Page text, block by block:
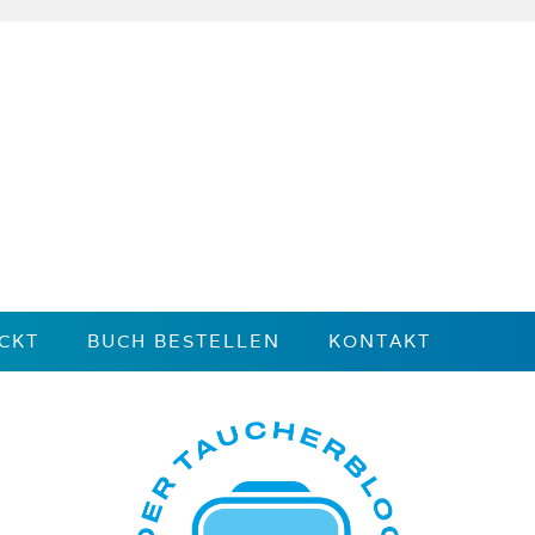
BUCH BESTELLEN KONTAKT